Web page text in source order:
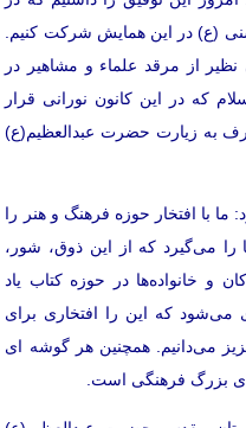
(ع) در این همایش شرکت کنیم.
از مرقد علماء و مشاهیر در
که در این کانون نورانی قرار
به زیارت حضرت عبدالعظیم(ع)
با افتخار حوزه فرهنگ و هنر را
می‌گیرد که از این ذوق، شور،
و خانواده‌ها در حوزه کتاب یاد
که این را افتخاری برای
می‌دانیم‌. همچنین هر گوشه ای
بزرگ فرهنگی است.